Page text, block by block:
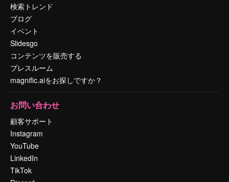
検索トレンド
ブログ
イベント
Slidesgo
コンテンツを販売する
プレスルーム
magnific.aiをお探しですか？
お問い合わせ
顧客サポート
Instagram
YouTube
LinkedIn
TikTok